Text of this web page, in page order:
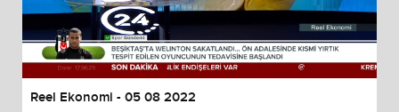
Reel Ekonomi - 05 08 2022